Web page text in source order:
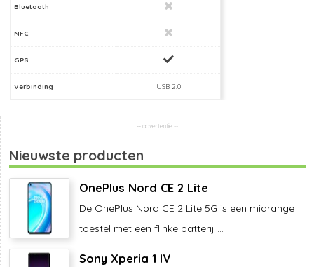
Bluetooth
NFC
GPS
Verbinding USB 2.0
Nieuwste producten
OnePlus Nord CE 2 Lite
De OnePlus Nord CE 2 Lite 5G is een midrange
toestel met een flinke batterij ...
Sony Xperia 1 IV